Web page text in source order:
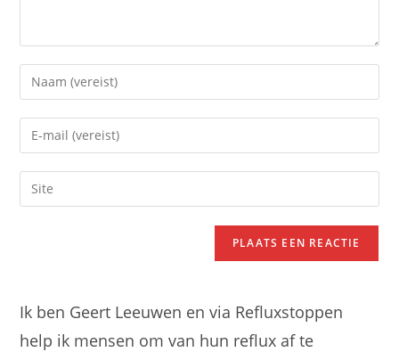
Voer
je
naam
om
Voer
je
e-
mail
reageren
Voer
je
Ik ben Geert Leeuwen en via Refluxstoppen
help ik mensen om van hun reflux af te